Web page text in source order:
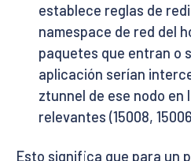
establece reglas de
namespace de red del
paquetes que entran o
aplicación serían
ztunnel de ese nodo en
relevantes (15008,
Esto significa que para un